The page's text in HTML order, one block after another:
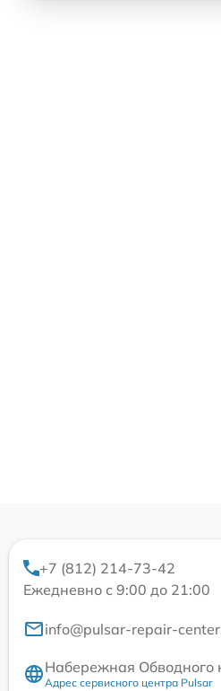
+7 (812) 214-73-42
Ежедневно с 9:00 до 21:00
info@pulsar-repair-
Набережная Обводного
Адрес сервисного центра Pulsar